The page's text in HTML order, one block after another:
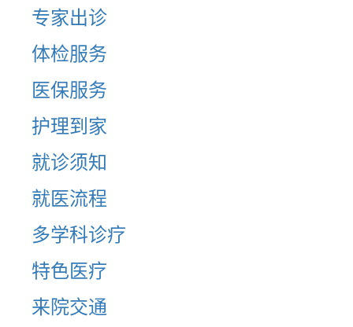
专家出诊
体检服务
医保服务
护理到家
就诊须知
就医流程
多学科诊疗
特色医疗
来院交通